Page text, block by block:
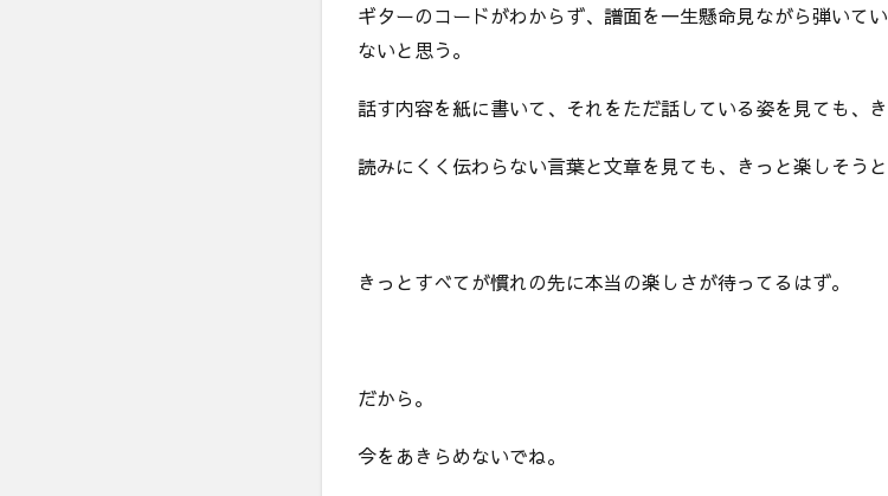
ギターのコードがわからず、譜面を一生懸命見ながら弾いて
ないと思う。
話す内容を紙に書いて、それをただ話している姿を見ても、
読みにくく伝わらない言葉と文章を見ても、きっと楽しそうと
きっとすべてが慣れの先に本当の楽しさが待ってるはず。
だから。
今をあきらめないでね。